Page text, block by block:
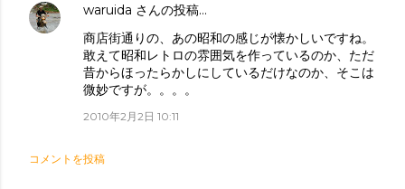
waruida さんの投稿…
商店街通りの、あの昭和の感じが懐かしいですね。
敢えて昭和レトロの雰囲気を作っているのか、ただ
昔からほったらかしにしているだけなのか、そこは
微妙ですが。。。。
2010年2月2日 10:11
コメントを投稿